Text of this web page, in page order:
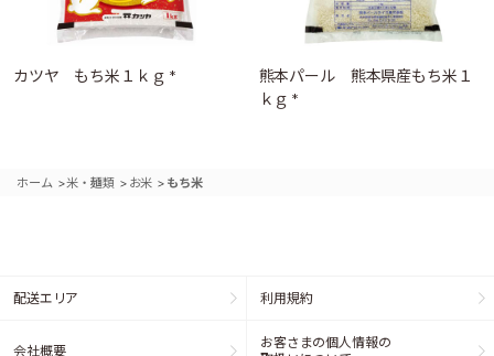
カツヤ もち米１ｋｇ *
熊本パール 熊本県産もち米１
ｋｇ *
ホーム >米・麺類 > お米 > もち米
配送エリア 利用規約
会社概要
お客さまの個人情報の